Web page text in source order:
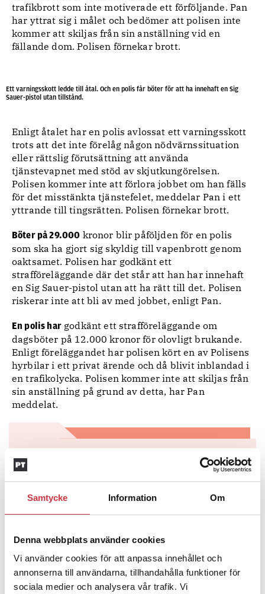
Samtycke Information Om
Denna webbplats använder cookies
Vi använder cookies för att anpassa innehållet och
annonserna till användarna, tillhandahålla funktioner för
sociala medier och analysera vår trafik. Vi
trafikbrott som inte motiverade ett förföljande. Pan
har yttrat sig i målet och bedömer att polisen inte
kommer att skiljas från sin anställning vid en
fällande dom. Polisen förnekar brott.
Ett varningsskott ledde till åtal. Och en polis får böter för att ha innehaft en Sig
Sauer-pistol utan tillstånd.
Enligt åtalet har en polis avlossat ett varningsskott
trots att det inte förelåg någon nödvärnssituation
eller rättslig förutsättning att använda
tjänstevapnet med stöd av skjutkungörelsen.
Polisen kommer inte att förlora jobbet om han fälls
för det misstänkta tjänstefelet, meddelar Pan i ett
yttrande till tingsrätten. Polisen förnekar brott.
Böter på 29.000 kronor blir påföljden för en polis
som ska ha gjort sig skyldig till vapenbrott genom
oaktsamet. Polisen har godkänt ett
strafföreläggande där det står att han har innehaft
en Sig Sauer-pistol utan att ha rätt till det. Polisen
riskerar inte att bli av med jobbet, enligt Pan.
En polis hargodkänt ett strafföreläggande om
dagsböter på 12.000 kronor för olovligt brukande.
Enligt föreläggandet har polisen kört en av Polisens
hyrbilar i ett privat ärende och då blivit inblandad i
en trafikolycka. Polisen kommer inte att skiljas från
sin anställning på grund av detta, har Pan
meddelat.
Personalansvarsnämnden, Pan, behandlar fall där anställda misstänks
tjänstemän från Polismyndigheten, fackliga representanter och särskilt
Ämnen i artikeln